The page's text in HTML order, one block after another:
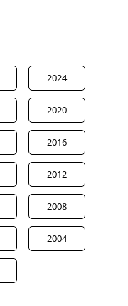
2024
2020
2016
2012
2008
2004